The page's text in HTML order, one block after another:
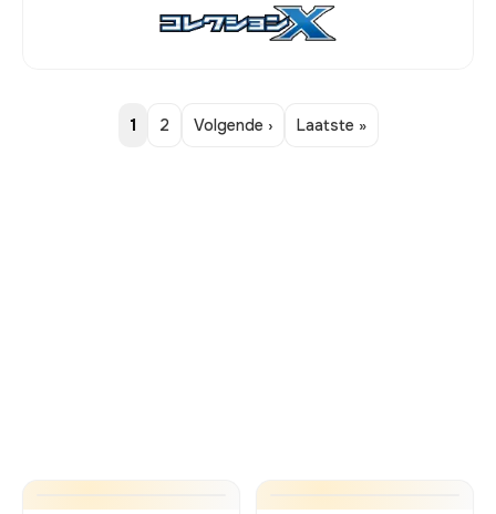
1 2 Volgende › Laatste »